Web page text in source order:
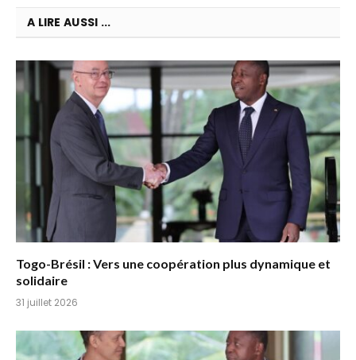
A LIRE AUSSI ...
Togo-Brésil : Vers une coopération plus dynamique et
solidaire
31 juillet 2026